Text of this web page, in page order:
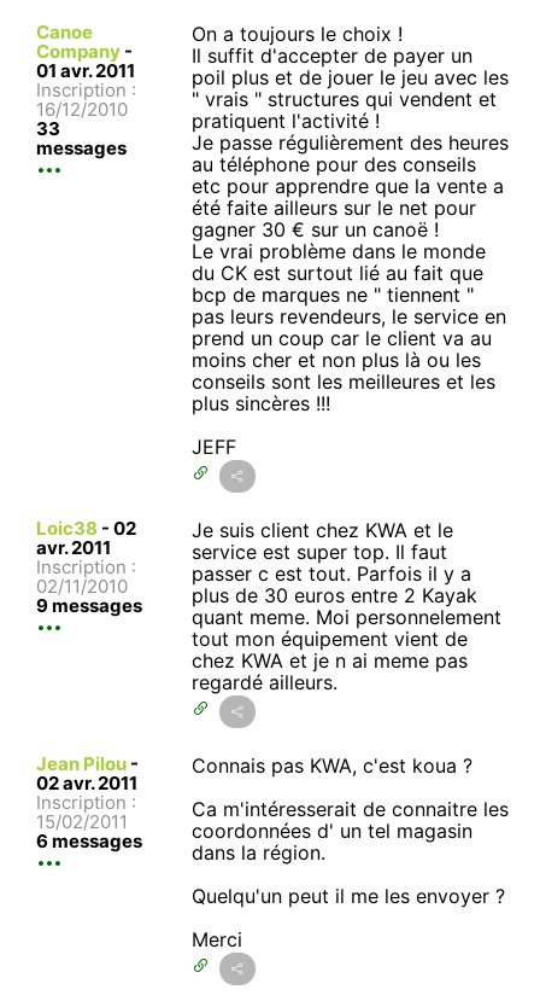
Canoe
Company -
01 avr. 2011
Inscription :
16/12/2010
33
messages
On a toujours le choix !
Il suffit d'accepter de payer un
poil plus et de jouer le jeu avec les
" vrais " structures qui vendent et
pratiquent l'activité !
Je passe régulièrement des heures
au téléphone pour des conseils
etc pour apprendre que la vente a
été faite ailleurs sur le net pour
gagner 30 € sur un canoë !
Le vrai problème dans le monde
du CK est surtout lié au fait que
bcp de marques ne " tiennent "
pas leurs revendeurs, le service en
prend un coup car le client va au
moins cher et non plus là ou les
conseils sont les meilleures et les
plus sincères !!!
JEFF
Loic38 - 02
avr. 2011
Inscription :
02/11/2010
9 messages
Je suis client chez KWA et le
service est super top. Il faut
passer c est tout. Parfois il y a
plus de 30 euros entre 2 Kayak
quant meme. Moi personnelement
tout mon équipement vient de
chez KWA et je n ai meme pas
regardé ailleurs.
Jean Pilou -
02 avr. 2011
Inscription :
15/02/2011
6 messages
Connais pas KWA, c'est koua ?
Ca m'intéresserait de connaitre les
coordonnées d' un tel magasin
dans la région.
Quelqu'un peut il me les envoyer ?
Merci